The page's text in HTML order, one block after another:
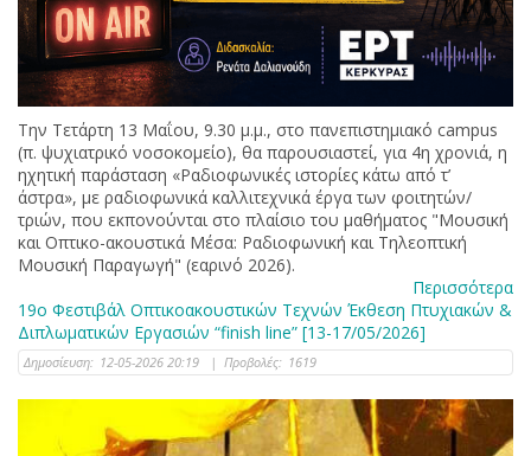
Την Τετάρτη 13 Μαΐου, 9.30 μ.μ., στο πανεπιστημιακό campus
(π. ψυχιατρικό νοσοκομείο), θα παρουσιαστεί, για 4η χρονιά, η
ηχητική παράσταση «Ραδιοφωνικές ιστορίες κάτω από τ’
άστρα», με ραδιοφωνικά καλλιτεχνικά έργα των φοιτητών/
τριών, που εκπονούνται στο πλαίσιο του μαθήματος "Μουσική
και Οπτικο-ακουστικά Μέσα: Ραδιοφωνική και Τηλεοπτική
Μουσική Παραγωγή" (εαρινό 2026).
Περισσότερα
19ο Φεστιβάλ Οπτικοακουστικών Τεχνών Έκθεση Πτυχιακών &
Διπλωματικών Εργασιών “finish line” [13-17/05/2026]
Δημοσίευση: 12-05-2026 20:19 | Προβολές: 1619